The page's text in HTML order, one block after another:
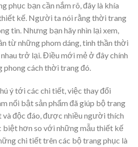
phục bạn cần nắm rõ, đây là khía
kế. Người ta nói rằng thời trang
tin. Nhưng bạn hãy nhìn lại xem,
từ những phom dáng, tinh thần thời
trở lại. Điều mới mẻ ở đây chính
phong cách thời trang đó.
ý tới các chi tiết, việc thay đổi
nổi bật sản phẩm đã giúp bộ trang
và độc đáo, được nhiều người thích
biệt hơn so với những mẫu thiết kế
chi tiết trên các bộ trang phục là